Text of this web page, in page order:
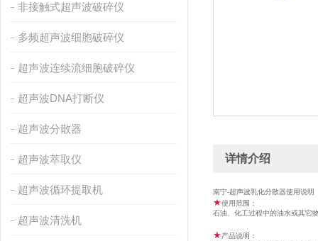
非接触式超声波破碎仪
多频超声波细胞破碎仪
超声波连续流细胞破碎仪
超声波DNA打断仪
超声波分散器
超声波萃取仪
超声波循环提取机
超声波清洗机
详情介绍
南宁-超声波乳化分散器使用说明
★使用范围：
石油、化工过程中的油水或其它
★产品说明：